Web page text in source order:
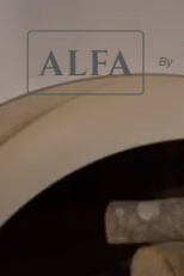
contenu